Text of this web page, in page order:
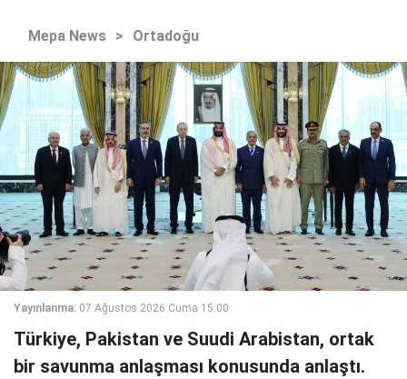
Mepa News > Ortadoğu
Yayınlanma: 07 Ağustos 2026 Cuma 15:00
Türkiye, Pakistan ve Suudi Arabistan, ortak
bir savunma anlaşması konusunda anlaştı.